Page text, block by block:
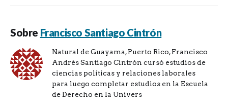
Sobre Francisco Santiago Cintrón
Natural de Guayama, Puerto Rico, Francisco
Andrés Santiago Cintrón cursó estudios de
ciencias políticas y relaciones laborales
para luego completar estudios en la Escuela
de Derecho en la Univers